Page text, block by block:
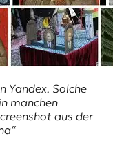
Yandex. Solche
manchen
aus der